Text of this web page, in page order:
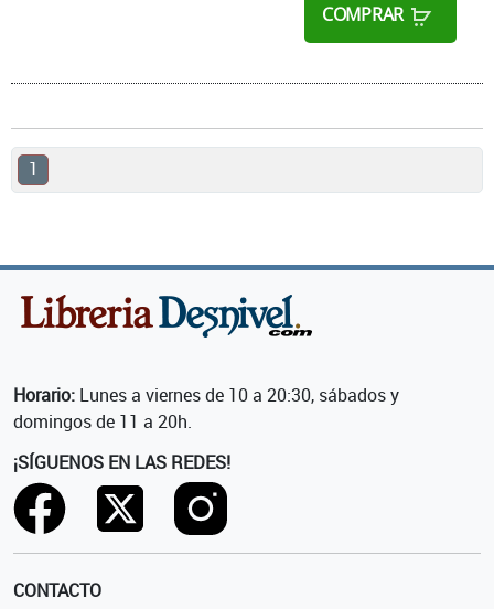
COMPRAR
1
Horario: Lunes a viernes de 10 a 20:30, sábados y
domingos de 11 a 20h.
¡SÍGUENOS EN LAS REDES!
CONTACTO